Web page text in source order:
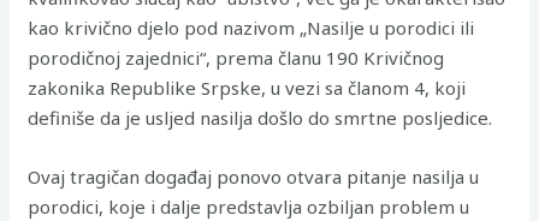
kao krivično djelo pod nazivom „Nasilje u porodici ili
porodičnoj zajednici“, prema članu 190 Krivičnog
zakonika Republike Srpske, u vezi sa članom 4, koji
definiše da je usljed nasilja došlo do smrtne posljedice.
Ovaj tragičan događaj ponovo otvara pitanje nasilja u
porodici, koje i dalje predstavlja ozbiljan problem u